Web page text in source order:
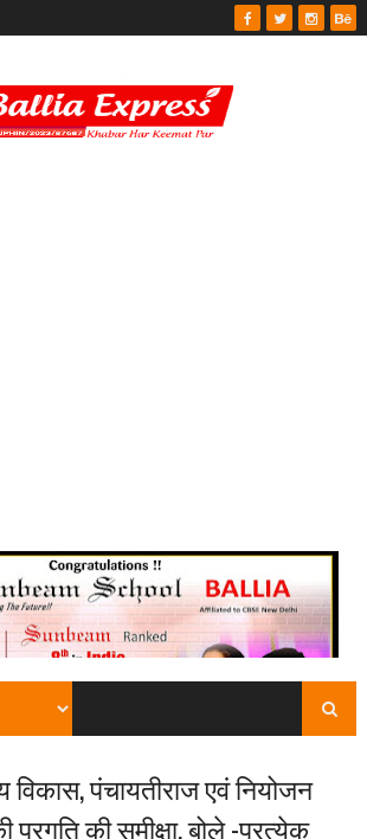
विकास, पंचायतीराज एवं नियोजन
प्रगति की समीक्षा, बोले -प्रत्येक